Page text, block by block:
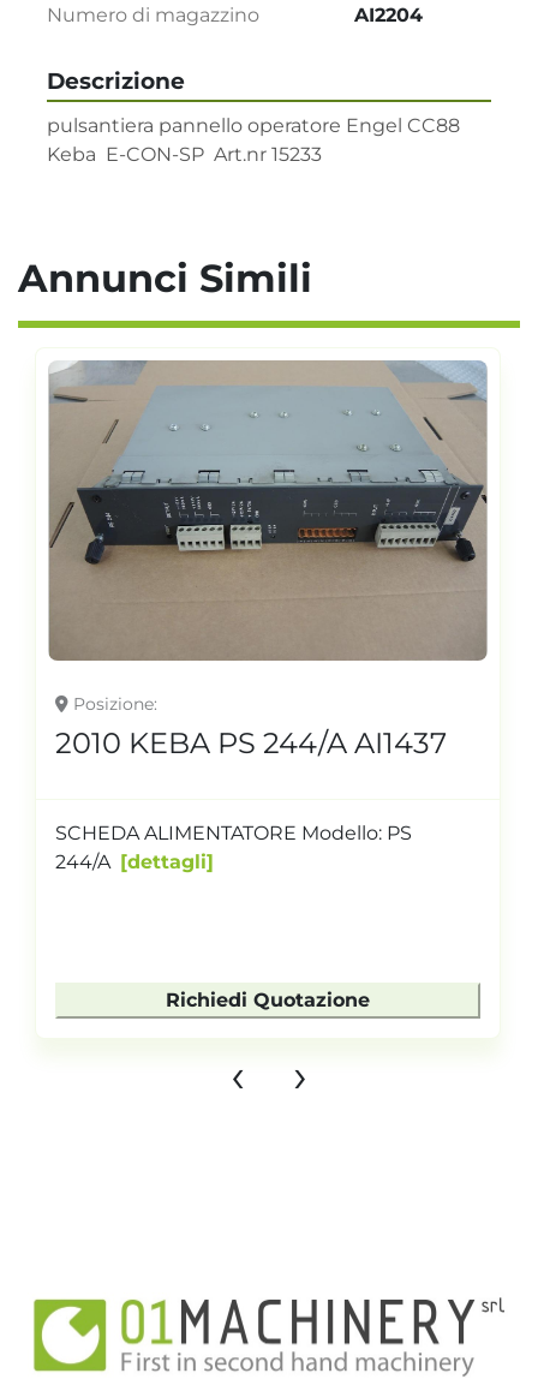
Descrizione
pulsantiera pannello operatore Engel CC88
Keba  E-CON-SP  Art.nr 15233
Numero di magazzino AI2204
Annunci Simili
Posizione
2010 KEBA PS 244/A AI1437
SCHEDA ALIMENTATORE Modello: PS
244/A
dettagli
Richiedi Quotazione
‹ ›